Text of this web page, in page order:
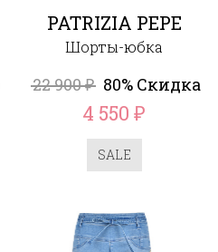
PATRIZIA PEPE
Шорты-юбка
22 900₽ 80% Скидка
4 550₽
SALE